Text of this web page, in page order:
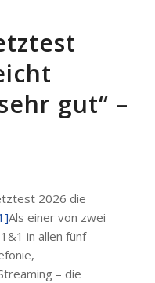
gut“ –
2026 die
Als einer von zwei
in allen fünf
– die